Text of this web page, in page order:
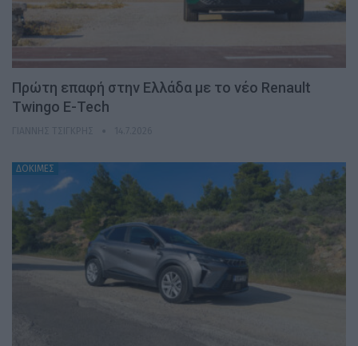
Πρώτη επαφή στην Ελλάδα με το νέο Renault
Twingo E-Tech
ΔΟΚΙΜΕΣ